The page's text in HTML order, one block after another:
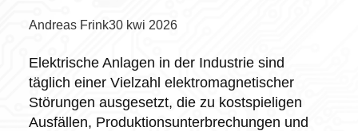
Posted
Andreas Frink30 kwi 2026
Elektrische Anlagen in der Industrie sind
täglich einer Vielzahl elektromagnetischer
Störungen ausgesetzt, die zu kostspieligen
Ausfällen, Produktionsunterbrechungen und